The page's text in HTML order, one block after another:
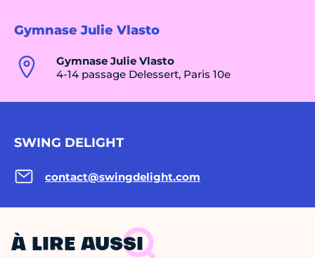
Gymnase Julie Vlasto
Gymnase Julie Vlasto
4-14 passage Delessert, Paris 10e
SWING DELIGHT
contact@swingdelight.com
À LIRE AUSSI